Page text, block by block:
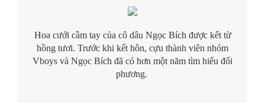
Hoa cưới cầm tay của cô dâu Ngọc Bích được kết từ
hồng tươi. Trước khi kết hôn, cựu thành viên nhóm
Vboys và Ngọc Bích đã có hơn một năm tìm hiểu đối
phương.